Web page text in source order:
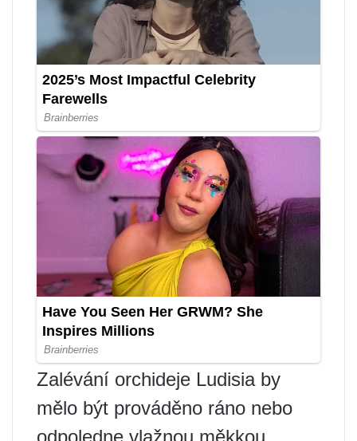
Zalévání orchideje Ludisia by
mělo být prováděno ráno nebo
odpoledne vlažnou měkkou